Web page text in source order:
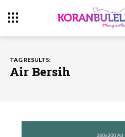
TAG RESULTS:
Air Bersih